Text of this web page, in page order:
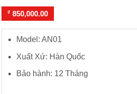
₫ 850,000.00
Model: AN01
Xuất Xứ: Hàn Quốc
Bảo hành: 12 Tháng